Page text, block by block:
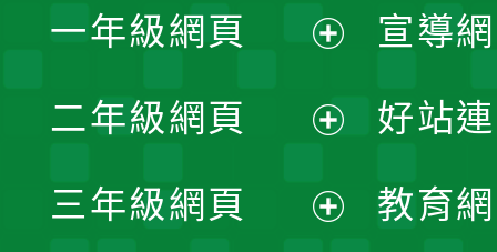
一年級網頁
開
選
二年級網頁
開
三年級網頁
宣導
好站
教育